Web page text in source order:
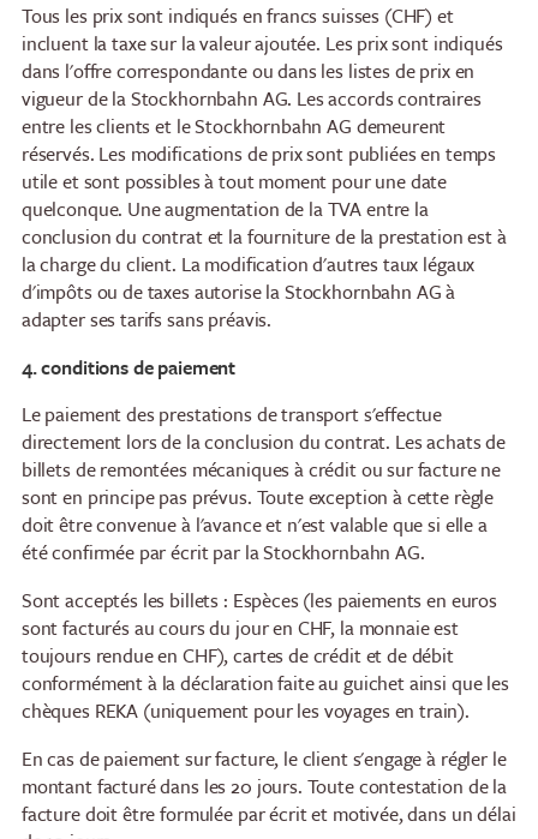
Tous les prix sont indiqués en francs suisses (CHF) et
incluent la taxe sur la valeur ajoutée. Les prix sont indiqués
dans l'offre correspondante ou dans les listes de prix en
vigueur de la Stockhornbahn AG. Les accords contraires
entre les clients et le Stockhornbahn AG demeurent
réservés. Les modifications de prix sont publiées en temps
utile et sont possibles à tout moment pour une date
quelconque. Une augmentation de la TVA entre la
conclusion du contrat et la fourniture de la prestation est à
la charge du client. La modification d'autres taux légaux
d'impôts ou de taxes autorise la Stockhornbahn AG à
adapter ses tarifs sans préavis.
4. conditions de paiement
Le paiement des prestations de transport s'effectue
directement lors de la conclusion du contrat. Les achats de
billets de remontées mécaniques à crédit ou sur facture ne
sont en principe pas prévus. Toute exception à cette règle
doit être convenue à l'avance et n'est valable que si elle a
été confirmée par écrit par la Stockhornbahn AG.
Sont acceptés les billets : Espèces (les paiements en euros
sont facturés au cours du jour en CHF, la monnaie est
toujours rendue en CHF), cartes de crédit et de débit
conformément à la déclaration faite au guichet ainsi que les
chèques REKA (uniquement pour les voyages en train).
En cas de paiement sur facture, le client s'engage à régler le
montant facturé dans les 20 jours. Toute contestation de la
facture doit être formulée par écrit et motivée, dans un délai